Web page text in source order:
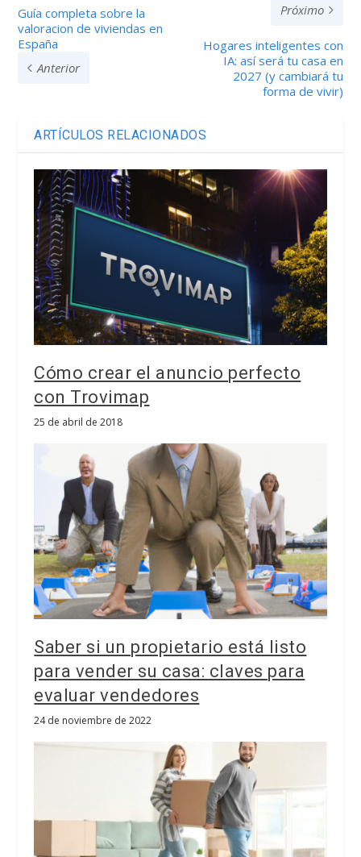
Guía completa sobre la
valoracion de viviendas en
España
Anterior
Próximo
Hogares inteligentes con
IA: así será tu casa en
2027 (y cambiará tu
forma de vivir)
ARTÍCULOS RELACIONADOS
Cómo crear el anuncio perfecto
con Trovimap
25 de abril de 2018
Saber si un propietario está listo
para vender su casa: claves para
evaluar vendedores
24 de noviembre de 2022